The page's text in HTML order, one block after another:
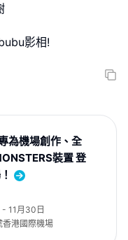
影相!
為機場創作、全
裝置 登
11月30日
香港國際機場